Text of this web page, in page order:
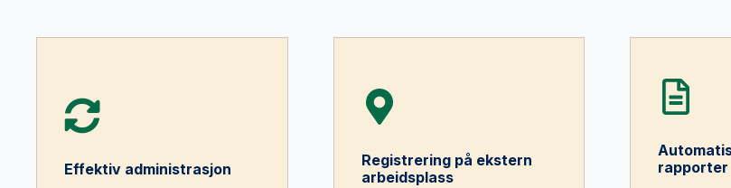
Effektiv administrasjon
Registrering på ekstern
arbeidsplass
rapporter